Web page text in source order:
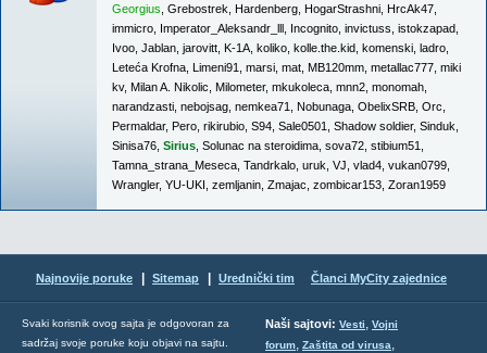
Georgius Grebostrek Hardenberg HogarStrashni HrcAk47
immicro Imperator_Aleksandr_lll Incognito invictuss istokzapad
Ivoo Jablan jarovitt K-1A koliko kolle.the.kid komenski ladro
Leteća Krofna Limeni91 marsi mat MB120mm metallac777 miki
kv, Milan A. Nikolic Milometer, mkukoleca mnn2 monomah
narandzasti nebojsag nemkea71 Nobunaga ObelixSRB Orc
Permaldar, Pero rikirubio S94 Sale0501 Shadow soldier, Sinduk
Sinisa76 Sirius Solunac na steroidima sova72 stibium51
Tamna_strana_Meseca Tandrkalo uruk VJ vlad4 vukan0799
Wrangler, YU-UKI zemljanin Zmajac zombicar153 Zoran1959
Najnovije poruke Sitemap Urednički tim Članci MyCity zajednice
Svaki korisnik ovog sajta je odgovoran za
sadržaj svoje poruke koju objavi na sajtu.
Naši sajtovi: Vesti, Vojni
forum, Zaštita od virusa,